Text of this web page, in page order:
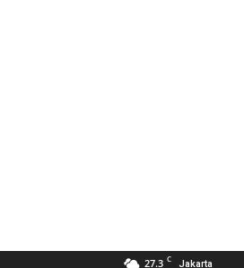
27.3 C Jakarta